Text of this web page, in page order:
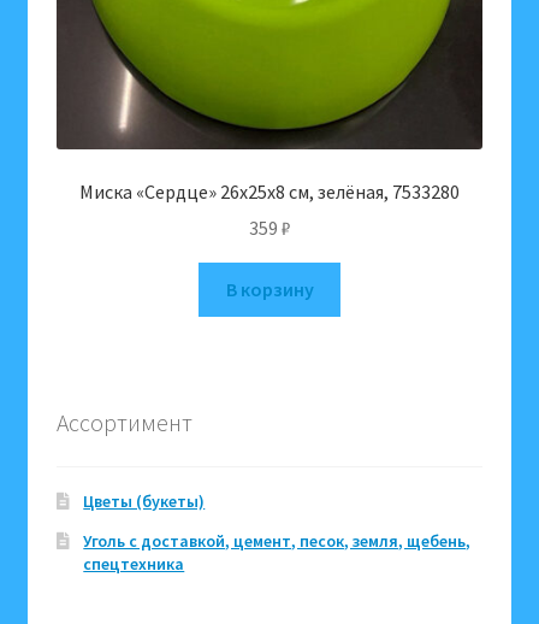
Миска «Сердце» 26х25х8 см, зелёная, 7533280
359 ₽
В корзину
Ассортимент
Цветы (букеты)
Уголь с доставкой, цемент, песок, земля, щебень,
спецтехника